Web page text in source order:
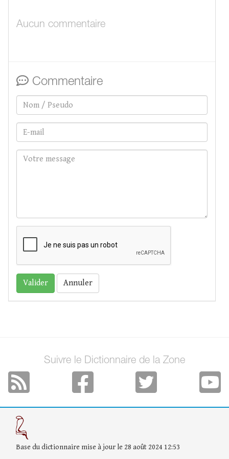
Aucun commentaire
Commentaire
Annuler
Suivre le Dictionnaire de la Zone
Base du dictionnaire mise à jour le 28 août 2024 12:53